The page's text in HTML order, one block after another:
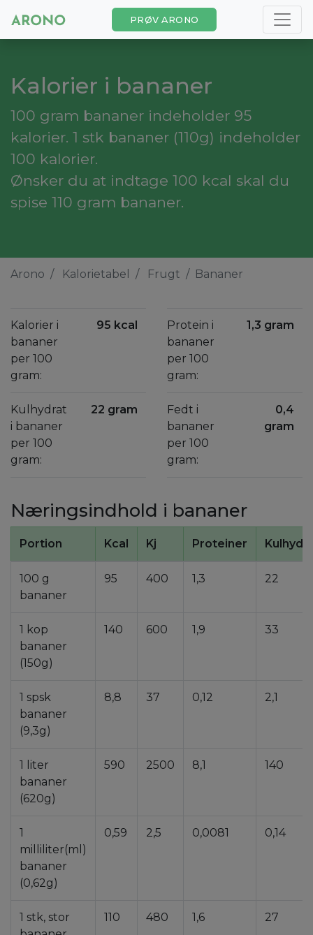
PRØV ARONO
Kalorier i bananer
100 gram bananer indeholder 95
kalorier. 1 stk bananer (110g) indeholder
100 kalorier.
Ønsker du at indtage 100 kcal skal du
spise 110 gram bananer.
Arono Kalorietabel Frugt Bananer
Kalorier i
bananer
per 100
gram:
95 kcal
Kulhydrat
i bananer
per 100
gram:
22 gram
Protein i
bananer
per 100
gram:
1,3 gram
Fedt i
bananer
per 100
gram:
0,4
gram
Næringsindhold i bananer
Portion Kcal Kj Proteiner
100 g
bananer
95 400 1,3 22
1 kop
bananer
(150g)
140 600 1,9 33
1 spsk
bananer
(9,3g)
8,8 37 0,12 2,1
1 liter
bananer
(620g)
590 2500 8,1 140
1
milliliter(ml)
bananer
(0,62g)
0,59 2,5 0,0081 0,14
1 stk, stor
110 480 1,6 27